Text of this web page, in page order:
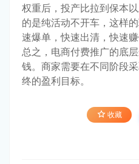
权重后，投产比拉到保本
的是纯活动不开车，这样
速爆单，快速出清，快速赚
总之，电商付费推广的底
钱。商家需要在不同阶段
终的盈利目标。
收藏